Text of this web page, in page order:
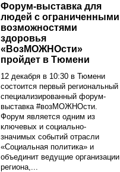
Форум-выставка для
людей с ограниченными
возможностями
здоровья
«ВозМОЖНОсти»
пройдет в Тюмени
12 декабря в 10:30 в Тюмени
состоится первый региональный
специализированный форум-
выставка #возМОЖНОсти.
Форум является одним из
ключевых и социально-
значимых событий отрасли
«Социальная политика» и
объединит ведущие организации
региона,...